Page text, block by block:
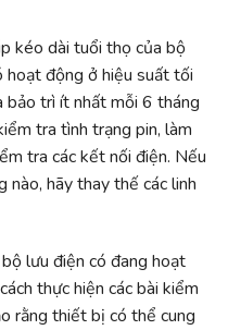
kéo dài tuổi thọ của bộ
hoạt động ở hiệu suất tối
bảo trì ít nhất mỗi 6 tháng
tra tình trạng pin, làm
tra các kết nối điện. Nếu
nào, hãy thay thế các linh
lưu điện có đang hoạt
thực hiện các bài kiểm
rằng thiết bị có thể cung